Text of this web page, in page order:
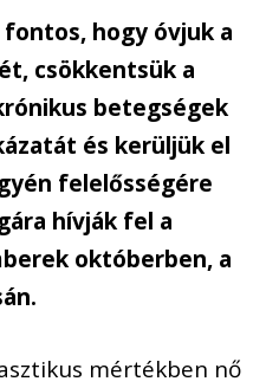
hogy óvjuk a
csökkentsük a
betegségek
és kerüljük el
felelősségére
hívják fel a
októberben, a
mértékben nő